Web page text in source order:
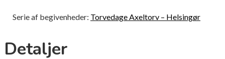
Serie af begivenheder: Torvedage Axeltorv – Helsingør
Detaljer